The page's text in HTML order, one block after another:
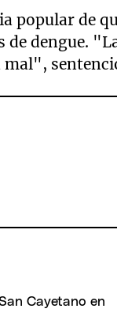
popular de
de dengue.
mal",